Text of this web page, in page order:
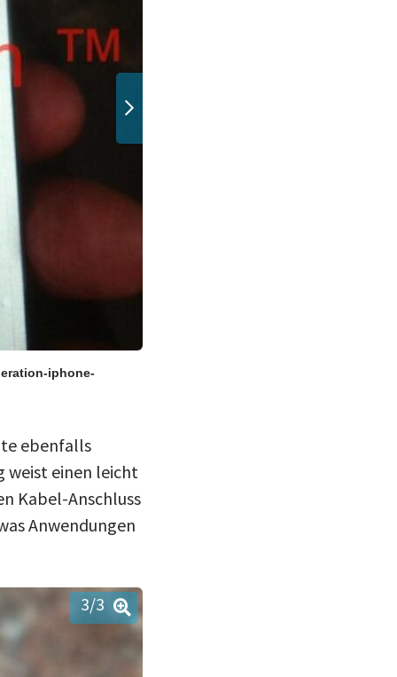
iphone-
ebenfalls
weist einen leicht
Kabel-Anschluss
Anwendungen
3/3